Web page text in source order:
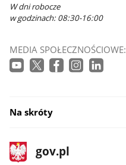
W dni robocze
w godzinach: 08:30-16:00
MEDIA SPOŁECZNOŚCIOWE:
Na skróty
stopka
gov.pl
Strona
gov.pl